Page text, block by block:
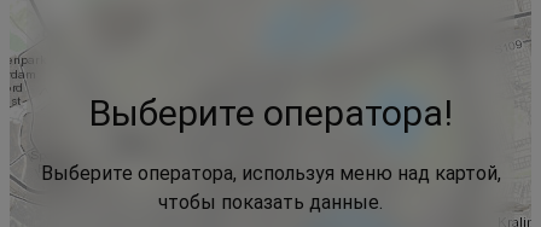
Выберите оператора!
Выберите оператора, используя меню над картой,
чтобы показать данные.